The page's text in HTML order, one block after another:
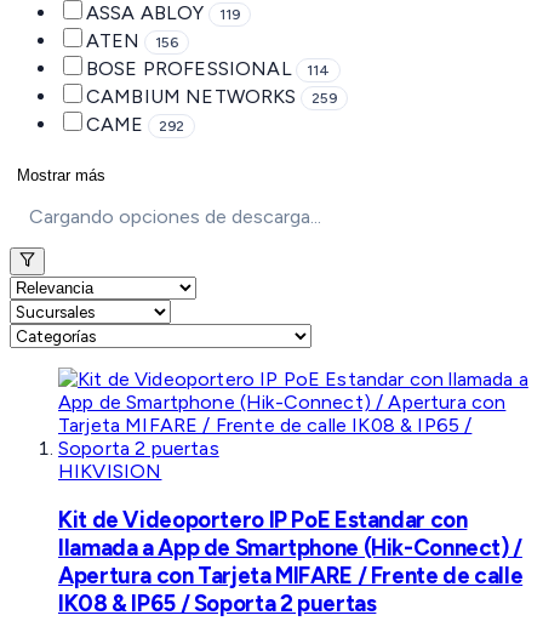
ASSA ABLOY 119
ATEN 156
BOSE PROFESSIONAL 114
CAMBIUM NETWORKS 259
CAME 292
Mostrar más
Cargando opciones de descarga...
HIKVISION
Kit de Videoportero IP PoE Estandar con
llamada a App de Smartphone (Hik-Connect) /
Apertura con Tarjeta MIFARE / Frente de calle
IK08 & IP65 / Soporta 2 puertas